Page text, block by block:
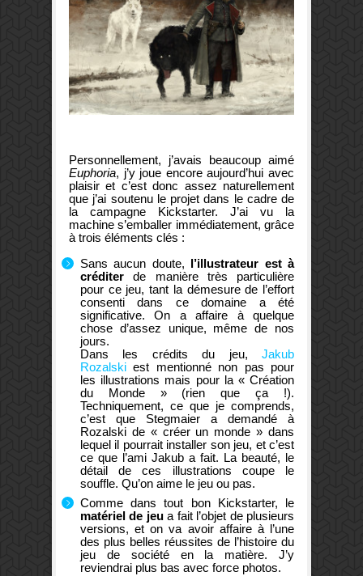
Personnellement, j’avais beaucoup aimé
Euphoria, j’y joue encore aujourd’hui avec
plaisir et c’est donc assez naturellement
que j’ai soutenu le projet dans le cadre de
la campagne Kickstarter. J’ai vu la
machine s’emballer immédiatement, grâce
à trois éléments clés :
Sans aucun doute, l’illustrateur est à
créditer de manière très particulière
pour ce jeu, tant la démesure de l’effort
consenti dans ce domaine a été
significative. On a affaire à quelque
chose d’assez unique, même de nos
jours.
Dans les crédits du jeu, Jakub
Rozalskiest mentionné non pas pour
les illustrations mais pour la « Création
du Monde » (rien que ça !).
Techniquement, ce que je comprends,
c’est que Stegmaier a demandé à
Rozalski de « créer un monde » dans
lequel il pourrait installer son jeu, et c’est
ce que l’ami Jakub a fait. La beauté, le
détail de ces illustrations coupe le
souffle. Qu’on aime le jeu ou pas.
Comme dans tout bon Kickstarter, le
matériel de jeua fait l’objet de plusieurs
versions, et on va avoir affaire à l’une
des plus belles réussites de l’histoire du
jeu de société en la matière. J’y
reviendrai plus bas avec force photos.